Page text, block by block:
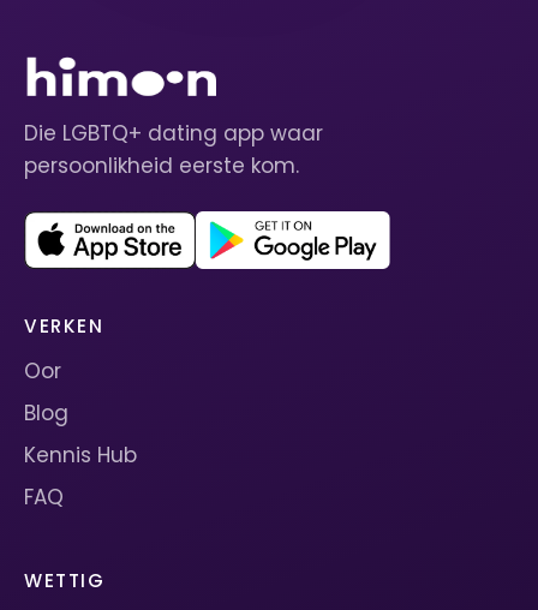
Die LGBTQ+ dating app waar
persoonlikheid eerste kom.
VERKEN
Oor
Blog
Kennis Hub
FAQ
WETTIG